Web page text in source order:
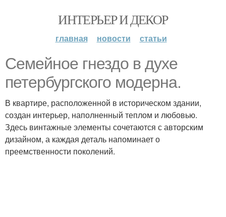
ИНТЕРЬЕР И ДЕКОР
главная новости статьи
Семейное гнездо в духе
петербургского модерна.
В квартире, расположенной в историческом здании,
создан интерьер, наполненный теплом и любовью.
Здесь винтажные элементы сочетаются с авторским
дизайном, а каждая деталь напоминает о
преемственности поколений.